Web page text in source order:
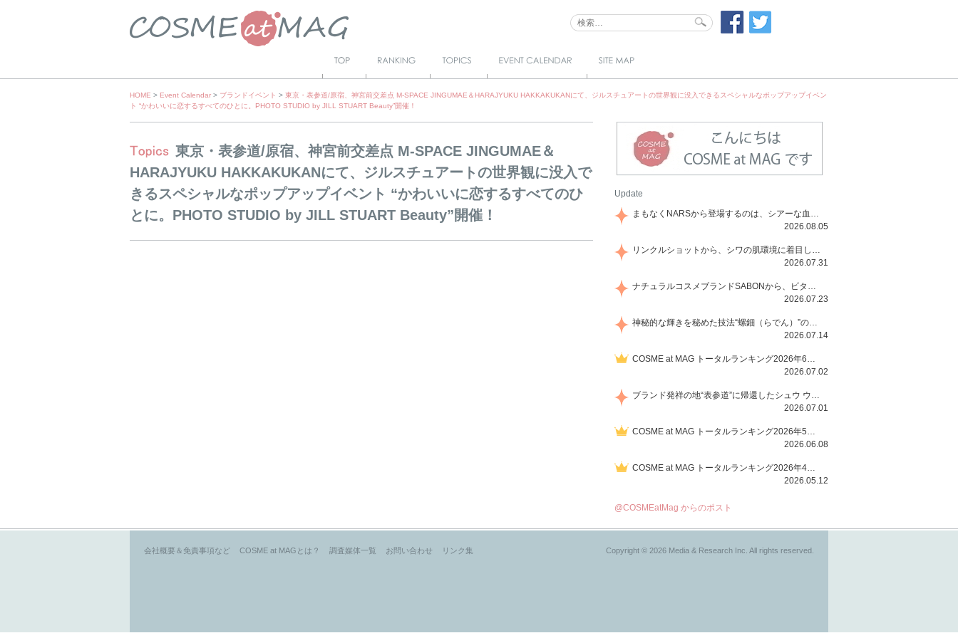
ップ
Skip
to
content
HOME > Event Calendar > ブランドイベント > 東京・表参道/原宿、神宮前交差点 M-SPACE JINGUMAE＆HARAJYUKU HAKKAKUKANにて、ジルスチュアートの世界観に没入できるスペシャルなポップアップイベン
ト “かわいいに恋するすべてのひとに。PHOTO STUDIO by JILL STUART Beauty”開催！
東京・表参道/原宿、神宮前交差点 M-SPACE JINGUMAE＆
HARAJYUKU HAKKAKUKANにて、ジルスチュアートの世界観に没入で
きるスペシャルなポップアップイベント “かわいいに恋するすべてのひ
とに。PHOTO STUDIO by JILL STUART Beauty”開催！
Update
まもなくNARSから登場するのは、シアーな血色感と高揚感が魅力の新作リキッドブラッシュ「インセイシャブル リキッドブラッシュ」と、ゴールデンアワーに染まる空にインスピレーションを得た「アフターグロー リップシャイン」の新色！夏をハックして！
2026.08.05
リンクルショットから、シワの肌環境に着目した初のローションとナイトクリームが登場！デイリーケアで、シワ特有の肌環境を改善し、シワが目立たない肌へと導きます。
2026.07.31
ナチュラルコスメブランドSABONから、ビタミンC配合のビタミンスムージーマスク「ラディアンスマスク」と、ペパーミントにオーガニックハーブを凝縮したジェルの涼感トリートメント美容液「スカルプセラム リフレッシング」が登場！日々のデイリーケアで、過酷な猛暑で疲れた肌や頭皮をサポート、心地よくリフレッシュし、優しく肌を整えます。
2026.07.23
神秘的な輝きを秘めた技法“螺鈿（らでん）”の多彩で多様な煌めきに着想を得たSUQQUの2026 秋 カラーコレクションから登場するのは、艶然と輝くアイシャドウや偏光パールを配したフェイスカラー、繊細なパールの煌めくネイル、そしてそれらを際立てる“朧げな艶”を秘めた新リクイドリップ「ブラー リクイド リップ」。強さを秘めたまろやかな洗練の表情に。
2026.07.14
COSME at MAG トータルランキング2026年6月号
2026.07.02
ブランド発祥の地“表参道”に帰還したシュウ ウエムラから、“骨格美“を叶えるクレヨンタイプのフェイスカラー「スカルプト クレヨン」と、ブランド初のリノベーションで進化した名品アイブロウ「ハード フォーミュラ ハード 10」が登場！
2026.07.01
COSME at MAG トータルランキング2026年5月号
2026.06.08
COSME at MAG トータルランキング2026年4月号
2026.05.12
@COSMEatMag からのポスト
会社概要＆免責事項など COSME at MAGとは？ 調査媒体一覧 お問い合わせ リンク集 Copyright © 2026 Media & Research Inc. All rights reserved.